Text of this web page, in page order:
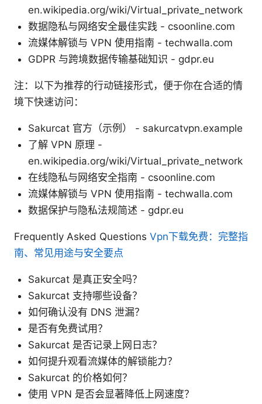
en.wikipedia.org/wiki/Virtual_private_network
数据隐私与网络安全最佳实践 - csoonline.com
流媒体解锁与 VPN 使用指南 - techwalla.com
GDPR 与跨境数据传输基础知识 - gdpr.eu
注：以下为推荐的行动链接形式，便于你在合适的情
境下快速访问：
Sakurcat 官方（示例） - sakurcatvpn.example
了解 VPN 原理 -
en.wikipedia.org/wiki/Virtual_private_network
在线隐私与网络安全指南 - csoonline.com
流媒体解锁与 VPN 使用指南 - techwalla.com
数据保护与隐私法规简述 - gdpr.eu
Frequently Asked Questions Vpn下载免费：完整指
南、常见用途与安全要点
Sakurcat 是真正安全吗？
Sakurcat 支持哪些设备？
如何确认没有 DNS 泄漏？
是否有免费试用？
Sakurcat 是否记录上网日志？
如何提升观看流媒体的解锁能力？
Sakurcat 的价格如何？
使用 VPN 是否会显著降低上网速度？